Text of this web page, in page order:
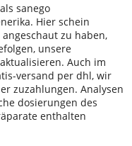
sanego
Hier schein
zu haben,
unsere
Auch im
versand per dhl, wir
zuzahlungen. Analysen
dosierungen des
enthalten